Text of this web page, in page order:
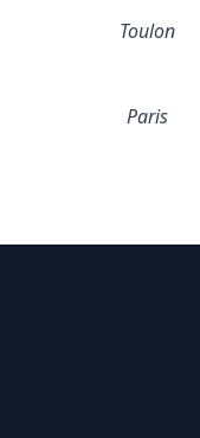
Toulon
Paris